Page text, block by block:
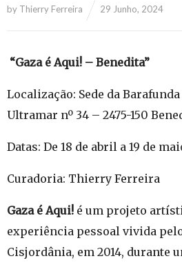
by Thierry Ferreira 29 Junho, 2024
“Gaza é Aqui! – Benedita”
Localização: Sede da Barafunda
Ultramar nº 34 – 2475-150
Datas: De 18 de abril a 19 de
Curadoria: Thierry Ferreira
Gaza é Aqui! é um projeto
experiência pessoal vivida
Cisjordânia, em 2014, durante